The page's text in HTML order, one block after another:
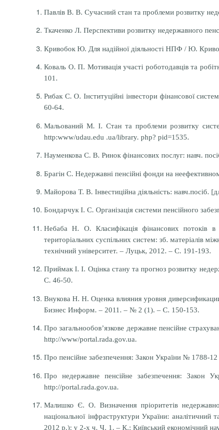
Павлів В. В. Сучасний стан та проблеми розвитку
Ткаченко Л. Перспективи розвитку недержавного
Кривобок Ю. Для надійної діяльності НПФ / Ю.
Коваль О. П. Мотивація участі роботодавців та
101.
Рибак С. О. Інституційні інвестори фінансової
60-64.
Мальований М. І. Стан та проблеми розвитку
http:www/udau.edu .ua/library. php? pid=1535.
Науменкова С. В. Ринок фінансових послуг: навч.
Брагін С. Недержавні пенсійні фонди на
Майорова Т. В. Інвестиційна діяльність:
Бондарчук І. С. Організація системи пенсійного
Небаба Н. О. Класифікація фінансових потоків
територіальних суспільних систем: зб. матеріалів
технічний університет. – Луцьк, 2012. – С. 191-193.
Приймак І. І. Оцінка стану та прогноз розвитку
С. 46-50.
Внукова Н. Н. Оценка влияния уровня
Бизнес Информ. – 2011. – № 2 (1). – С. 150-153.
Про загальнообов’язкове державне пенсійне
http://www/portal.rada.gov.ua.
Про пенсійне забезпечення: Закон України № 1788-
Про недержавне пенсійне забезпечення:
http://portal.rada.gov.ua.
Малишко Є. О. Визначення пріоритетів
національної інфраструктури України: аналітичний
2012 р.): у 2-х ч. Ч. 1. – К.: Київський економічний